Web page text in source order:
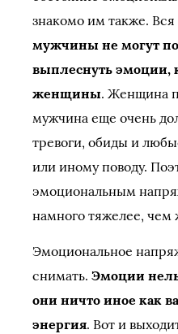
знакомо им также.
мужчины не могут
выплеснуть эмоции,
женщины. Женщина
мужчина еще очень
тревоги, обиды и
или иному поводу.
эмоциональным
намного тяжелее,
Эмоциональное
снимать. Эмоции
они ничто иное как
энергия. Вот и